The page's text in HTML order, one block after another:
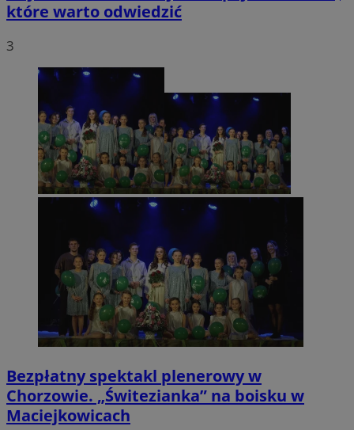
które warto odwiedzić
3
Bezpłatny spektakl plenerowy w
Chorzowie. „Świtezianka” na boisku w
Maciejkowicach